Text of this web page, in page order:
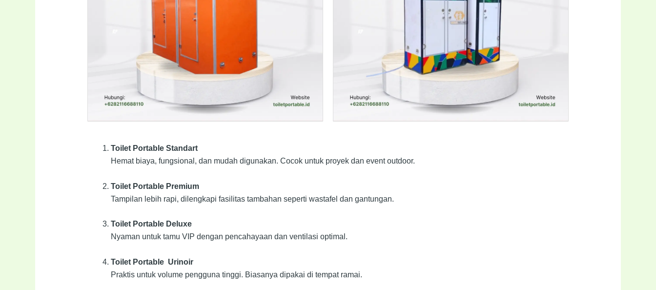
Toilet Portable Standart
Hemat biaya, fungsional, dan mudah digunakan. Cocok untuk proyek dan event outdoor.
Toilet Portable Premium
Tampilan lebih rapi, dilengkapi fasilitas tambahan seperti wastafel dan gantungan.
Toilet Portable Deluxe
Nyaman untuk tamu VIP dengan pencahayaan dan ventilasi optimal.
Toilet Portable Urinoir
Praktis untuk volume pengguna tinggi. Biasanya dipakai di tempat ramai.